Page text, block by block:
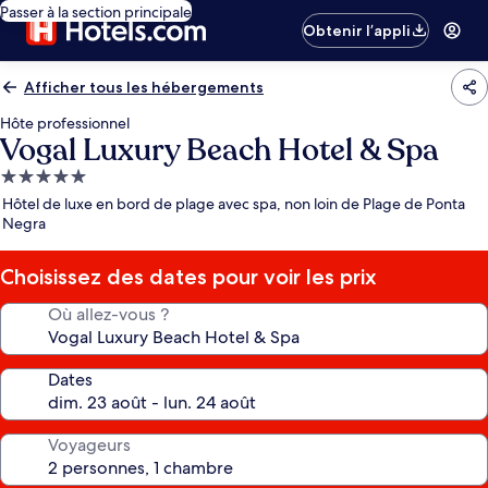
Passer à la section principale
Obtenir l’appli
Afficher tous les hébergements
Hôte professionnel
Vogal Luxury Beach Hotel & Spa
Hébergement
5.0 étoiles
Hôtel de luxe en bord de plage avec spa, non loin de Plage de Ponta
Negra
Choisissez des dates pour voir les prix
Où allez-vous ?
Dates
Voyageurs